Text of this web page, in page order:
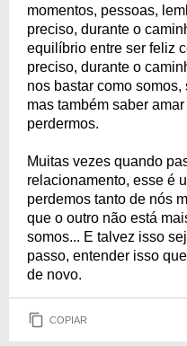
momentos, pessoas,
preciso, durante o
equilíbrio entre ser feliz
preciso, durante o
nos bastar como
mas também saber
perdermos.
Muitas vezes quando
relacionamento, esse é
perdemos tanto de nós
que o outro não está
somos... E talvez isso
passo, entender isso
de novo.
COPIAR